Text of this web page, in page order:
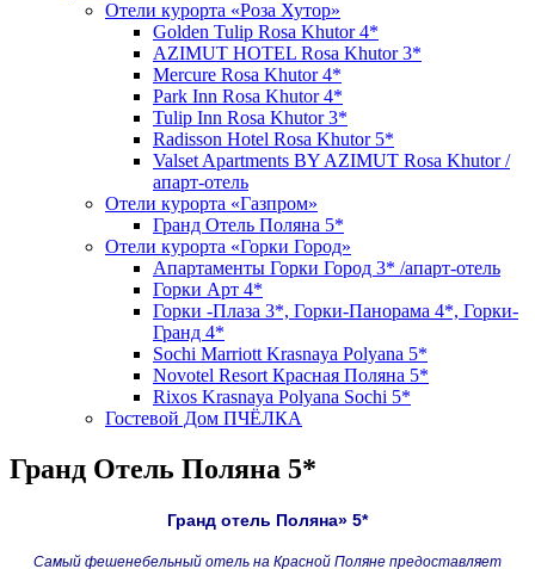
Отели курорта «Роза Хутор»
Golden Tulip Rosa Khutor 4*
AZIMUT HOTEL Rosa Khutor 3*
Mercure Rosa Khutor 4*
Park Inn Rosa Khutor 4*
Tulip Inn Rosa Khutor 3*
Radisson Hotel Rosa Khutor 5*
Valset Apartments BY AZIMUT Rosa Khutor /
апарт-отель
Отели курорта «Газпром»
Гранд Отель Поляна 5*
Отели курорта «Горки Город»
Апартаменты Горки Город 3* /апарт-отель
Горки Арт 4*
Горки -Плаза 3*, Горки-Панорама 4*, Горки-
Гранд 4*
Sochi Marriott Krasnaya Polyana 5*
Novotel Resort Красная Поляна 5*
Rixos Krasnaya Polyana Sochi 5*
Гостевой Дом ПЧЁЛКА
Гранд Отель Поляна 5*
Гранд отель Поляна» 5*
Самый фешенебельный отель на Красной Поляне предоставляет